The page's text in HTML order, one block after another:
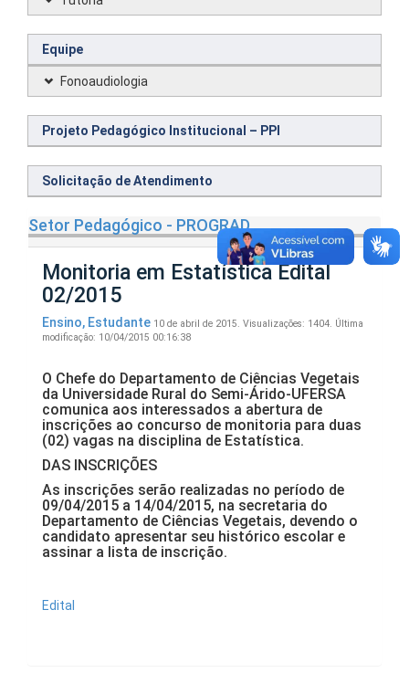
Equipe
Fonoaudiologia
Projeto Pedagógico Institucional – PPI
Solicitação de Atendimento
Setor Pedagógico - PROGRAD
Monitoria em Estatística Edital
02/2015
Ensino, Estudante 10 de abril de 2015. Visualizações: 1404. Última
modificação: 10/04/2015 00:16:38
O Chefe do Departamento de Ciências Vegetais
da Universidade Rural do Semi-Árido-UFERSA
comunica aos interessados a abertura de
inscrições ao concurso de monitoria para duas
(02) vagas na disciplina de Estatística.
DAS INSCRIÇÕES
As inscrições serão realizadas no período de
09/04/2015 a 14/04/2015, na secretaria do
Departamento de Ciências Vegetais, devendo o
candidato apresentar seu histórico escolar e
assinar a lista de inscrição.
Edital